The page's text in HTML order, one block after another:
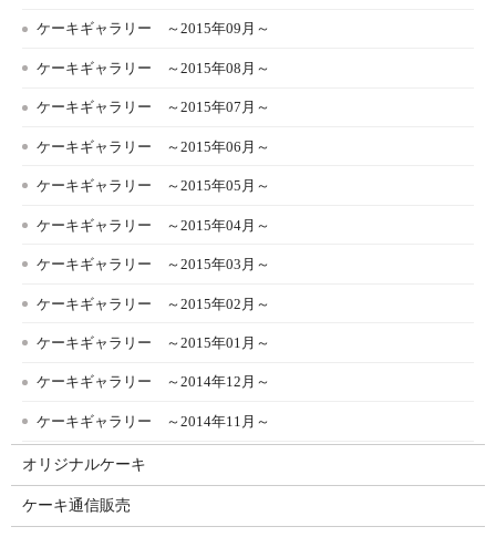
ケーキギャラリー ～2015年09月～
ケーキギャラリー ～2015年08月～
ケーキギャラリー ～2015年07月～
ケーキギャラリー ～2015年06月～
ケーキギャラリー ～2015年05月～
ケーキギャラリー ～2015年04月～
ケーキギャラリー ～2015年03月～
ケーキギャラリー ～2015年02月～
ケーキギャラリー ～2015年01月～
ケーキギャラリー ～2014年12月～
ケーキギャラリー ～2014年11月～
オリジナルケーキ
ケーキ通信販売